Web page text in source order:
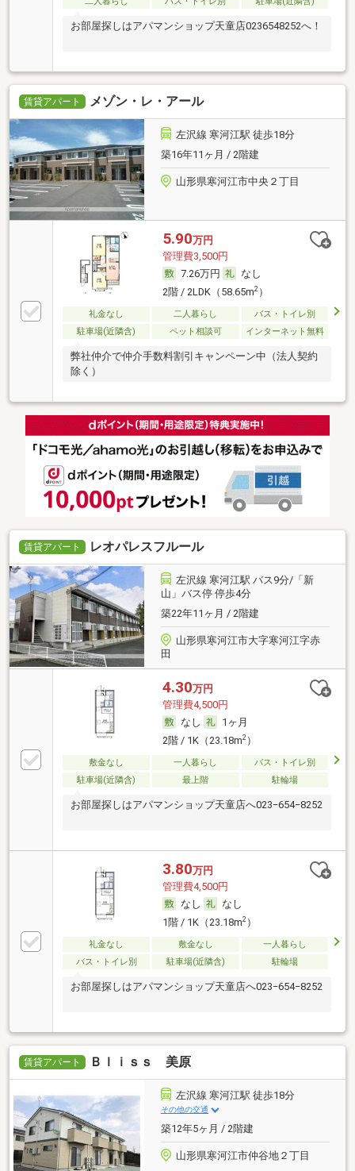
お部屋探しはアパマンショップ天童店0236548252へ！
賃貸アパート メゾン・レ・アール
左沢線 寒河江駅 徒歩18分
築16年11ヶ月 / 2階建
山形県寒河江市中央２丁目
5.90万円
管理費3,500円
7.26万円
なし
2階 / 2LDK（58.65m2）
礼金なし 二人暮らし
バス・トイレ別
駐車場(近隣含)
ペット相談可 インターネット無料
弊社仲介で仲介手数料割引キャンペーン中（法人契約
除く）
賃貸アパート レオパレスフルール
左沢線 寒河江駅 バス9分/「新
山」バス停 停歩4分
築22年11ヶ月 / 2階建
山形県寒河江市大字寒河江字赤
田
4.30万円
管理費4,500円
なし
1ヶ月
2階 / 1K（23.18m2）
敷金なし 一人暮らし
バス・トイレ別
駐車場(近隣含)
最上階 駐輪場
お部屋探しはアパマンショップ天童店へ023−654−8252
3.80万円
管理費4,500円
なし
なし
1階 / 1K（23.18m2）
礼金なし 敷金なし
一人暮らし
バス・トイレ別
駐車場(近隣含) 駐輪場
お部屋探しはアパマンショップ天童店へ023−654−8252
賃貸アパート Ｂｌｉｓｓ 美原
左沢線 寒河江駅 徒歩18分
その他の交通
築12年5ヶ月 / 2階建
山形県寒河江市仲谷地２丁目